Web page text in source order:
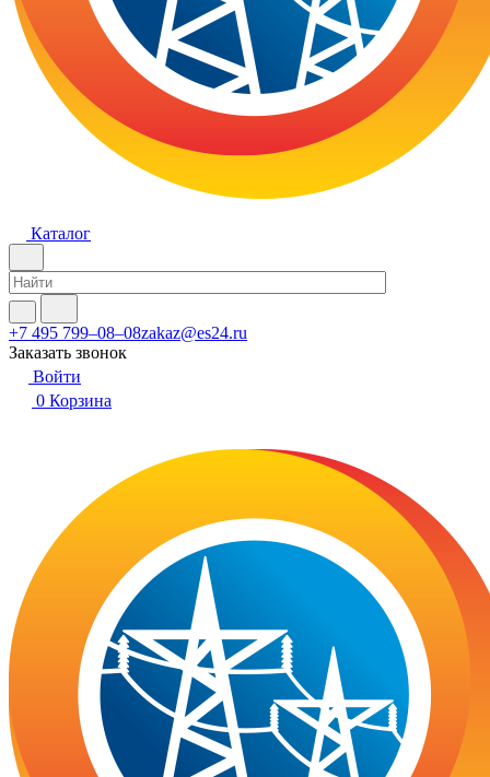
Каталог
+7 495 799–08–08zakaz@es24.ru
Заказать звонок
Войти
0 Корзина